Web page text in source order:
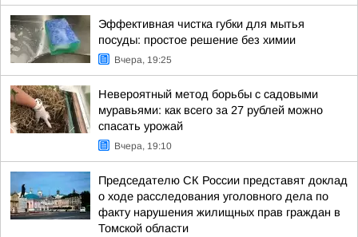
Эффективная чистка губки для мытья
посуды: простое решение без химии
Вчера, 19:25
Невероятный метод борьбы с садовыми
муравьями: как всего за 27 рублей можно
спасать урожай
Вчера, 19:10
Председателю СК России представят доклад
о ходе расследования уголовного дела по
факту нарушения жилищных прав граждан в
Томской области